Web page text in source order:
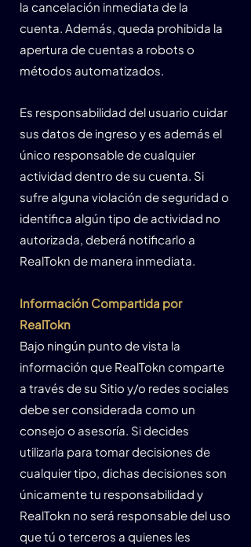
la cancelación inmediata de la
cuenta. Además, queda prohibida la
apertura de cuentas a robots o
métodos automatizados.
Es responsabilidad del usuario cuidar
sus datos de ingreso y es además el
único responsable de cualquier
actividad dentro de su cuenta. Si
sufre alguna violación de seguridad o
identifica algún tipo de actividad no
autorizada, deberá notificarlo a
RealTokn de manera inmediata.
Información Compartida por
RealTokn
Bajo ningún punto de vista la
información que RealTokn comparte
a través de su Sitio y/o redes sociales
debe ser considerada como un
consejo o asesoría. Si decides
utilizarla para tomar decisiones de
cualquier tipo, dichas decisiones son
únicamente tu responsabilidad y
RealTokn no será responsable del uso
que tú o terceros a quienes les